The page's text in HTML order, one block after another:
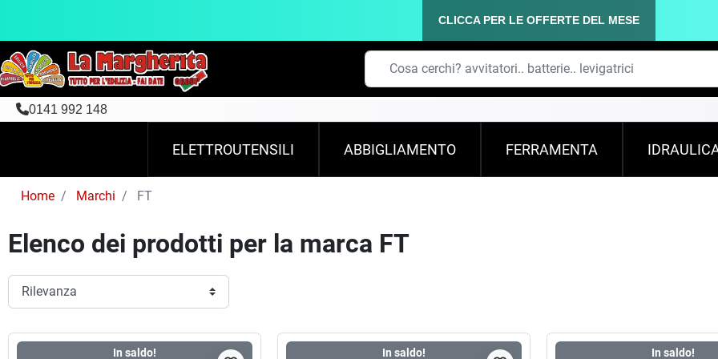
CLICCA PER LE OFFERTE DEL MESE
0141 992 148
ELETTROUTENSILI ABBIGLIAMENTO FERRAMENTA
Home Marchi FT
Elenco dei prodotti per la marca FT
In saldo! In saldo! In saldo!